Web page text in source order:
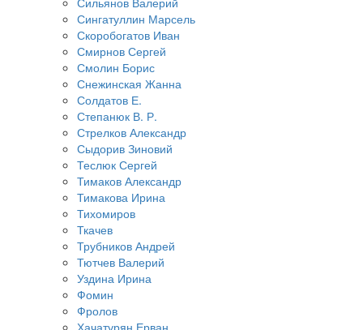
Сингатуллин Марсель
Скоробогатов Иван
Смирнов Сергей
Смолин Борис
Снежинская Жанна
Солдатов Е.
Степанюк В. Р.
Стрелков Александр
Сыдорив Зиновий
Теслюк Сергей
Тимаков Александр
Тимакова Ирина
Тихомиров
Ткачев
Трубников Андрей
Тютчев Валерий
Уздина Ирина
Фомин
Фролов
Хачатурян Ерван